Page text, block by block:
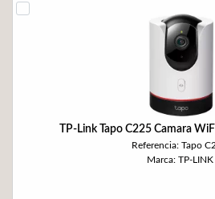
TP-Link Tapo C225 Camara
Referencia: Tapo
Marca: TP-LINK